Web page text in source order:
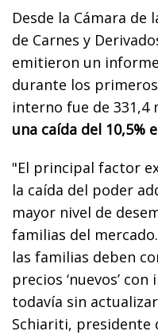
Desde la Cámara de
de Carnes y
emitieron un
durante los
interno fue de 331,4
una caída del 10,5%
"El principal factor
la caída del poder
mayor nivel de
familias del
las familias deben
precios ‘nuevos’ con
todavía sin
Schiariti, presidente